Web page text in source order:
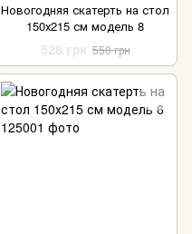
Новогодняя скатерть на стол
150х215 см модель 8
528 грн 550 грн